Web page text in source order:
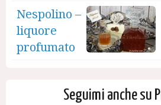
Nespolino –
liquore
profumato
Seguimi anche su